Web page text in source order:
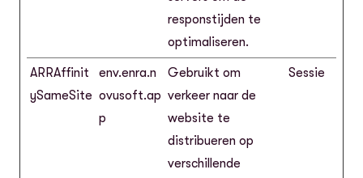
responstijden te
optimaliseren.
ARRAffinit
ySameSite
env.enra.n
ovusoft.ap
p
Gebruikt om
verkeer naar de
website te
distribueren op
verschillende
Sessie